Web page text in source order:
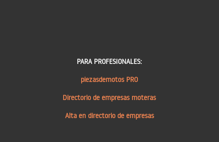
PARA PROFESIONALES:
piezasdemotos PRO
Directorio de empresas moteras
Alta en directorio de empresas